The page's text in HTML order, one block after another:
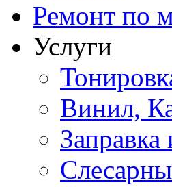
Ремонт по
Услуги
Винил,